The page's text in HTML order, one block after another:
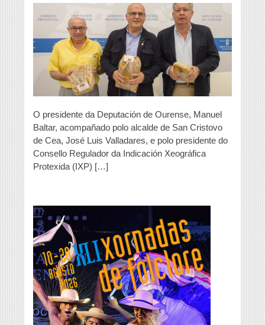
25ª
“Festa
do
Pan
de
Cea”
homenaxea
os
panadeiros
O presidente da Deputación de Ourense, Manuel
Baltar, acompañado polo alcalde de San Cristovo
de Cea, José Luis Valladares, e polo presidente do
Consello Regulador da Indicación Xeográfica
Protexida (IXP) […]